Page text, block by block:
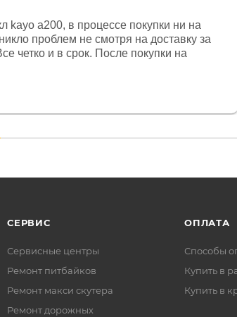
kayo a200, в процессе покупки ни на
проблем не смотря на доставку за
четко и в срок. После покупки на
0, при этом представители магазина
и в итоге проблема была решена.
о небезразличии к клиенту после
СЕРВИС
Сервисные центры
Ремонт питбайков
Ремонт макси скутера
Ремонт дорожных
ОПЛАТА
Способы
Купить в
Купить в